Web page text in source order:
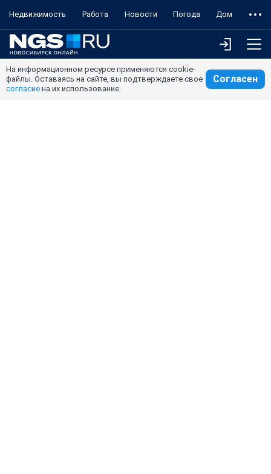
Недвижимость Работа Новости Погода Дом
На информационном ресурсе применяются cookie-
файлы. Оставаясь на сайте, вы подтверждаете свое
согласие на их использование.
Согласен